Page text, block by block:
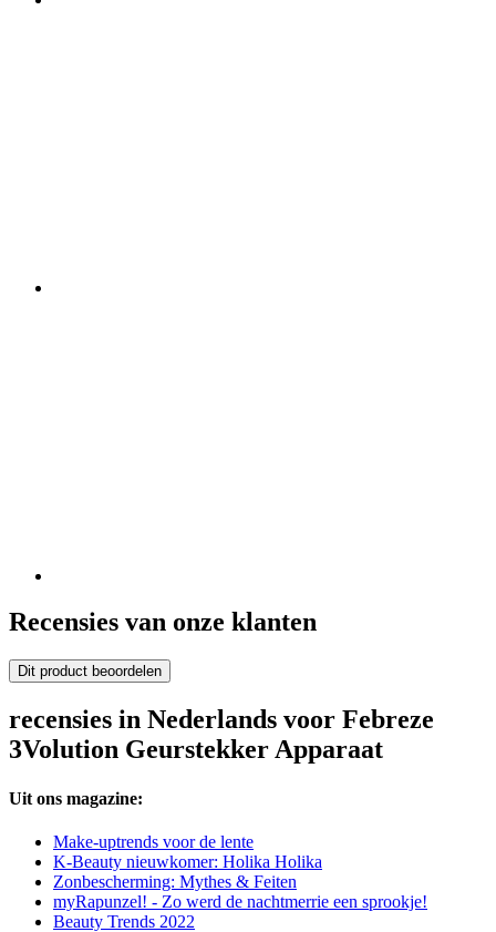
Recensies van onze klanten
Dit product beoordelen
recensies in Nederlands voor Febreze
3Volution Geurstekker Apparaat
Uit ons magazine:
Make-uptrends voor de lente
K-Beauty nieuwkomer: Holika Holika
Zonbescherming: Mythes & Feiten
myRapunzel! - Zo werd de nachtmerrie een sprookje!
Beauty Trends 2022